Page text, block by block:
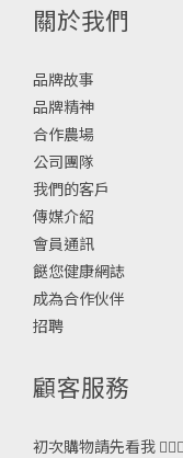
關於我們
品牌故事
品牌精神
合作農場
公司團隊
我們的客戶
傳媒介紹
會員通訊
餸您健康網誌
成為合作伙伴
招聘
顧客服務
初次購物請先看我 🙋🏻‍♀️